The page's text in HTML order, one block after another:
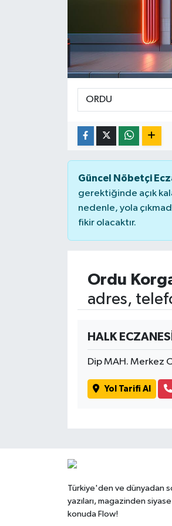
Güncel Nöbetçi
gerektiğinde açık
nedenle, yola
fikir olacaktır.
Ordu
adres,
HALK ECZANESİ
Dip MAH. Merkez
Yol Tarifi Al
Türkiye'den ve dünyadan
yazıları, magazinden
konuda Flow!